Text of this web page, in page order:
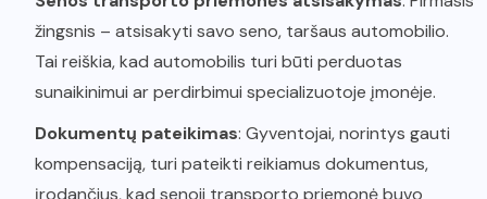
žingsnis – atsisakyti savo seno, taršaus automobilio.
Tai reiškia, kad automobilis turi būti perduotas
sunaikinimui ar perdirbimui specializuotoje įmonėje.
Dokumentų pateikimas: Gyventojai, norintys gauti
kompensaciją, turi pateikti reikiamus dokumentus,
įrodančius, kad senoji transporto priemonė buvo